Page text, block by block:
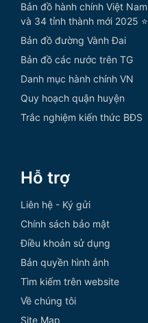
Bản đồ hành chính Việt Nam
và 34 tỉnh thành mới 2025 ⭐
Bản đồ đường Vành Đai
Bản đồ các nước trên TG
Danh mục hành chính VN
Quy hoạch quận huyện
Trắc nghiệm kiến thức BĐS
Hỗ trợ
Liên hệ - Ký gửi
Chính sách bảo mật
Điều khoản sử dụng
Bản quyền hình ảnh
Tìm kiếm trên website
Về chúng tôi
Site Map